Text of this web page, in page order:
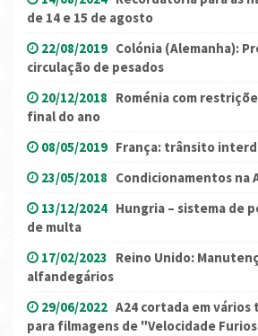
de 14 e 15 de agosto
22/08/2019 Colónia (Alemanha):
circulação de pesados
20/12/2018 Roménia com
final do ano
08/05/2019 França: trânsito
23/05/2018 Condicionamentos na
13/12/2024 Hungria – sistema de
de multa
17/02/2023 Reino Unido:
alfandegários
29/06/2022 A24 cortada em
para filmagens de "Velocidade